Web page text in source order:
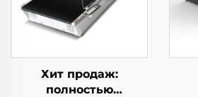
Хит продаж:
полностью